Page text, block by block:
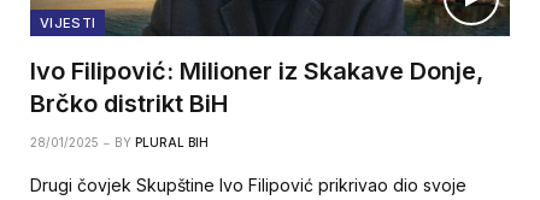
VIJESTI
Ivo Filipović: Milioner iz Skakave Donje,
Brčko distrikt BiH
28/01/2025 BY PLURAL BIH
Drugi čovjek Skupštine Ivo Filipović prikrivao dio svoje